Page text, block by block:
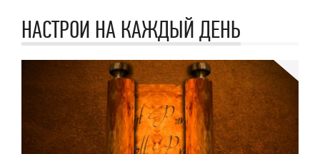
НАСТРОИ НА КАЖДЫЙ ДЕНЬ